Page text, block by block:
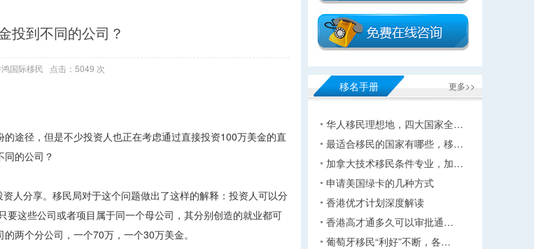
投到不同的公司？
国际移民 点击：5049 次
途径，但是不少投资人也正在考虑通过直接投资100万美金的直
的公司？
人分享。移民局对于这个问题做出了这样的解释：投资人可以分
这些公司或者项目属于同一个母公司，其分别创造的就业都可
两个分公司，一个70万，一个30万美金。
更多>>
移名手册
华人移民理想地，四大国家全…
最适合移民的国家有哪些，移…
加拿大技术移民条件专业，加…
申请美国绿卡的几种方式
香港优才计划深度解读
香港高才通多久可以审批通…
葡萄牙移民“利好”不断，各…